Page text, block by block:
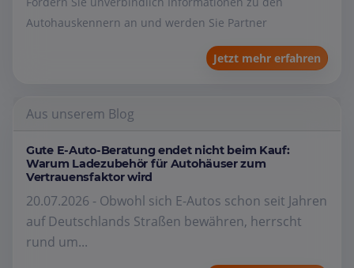
Autohauskennern an und werden Sie Partner
Jetzt mehr erfahren
Aus unserem Blog
Gute E-Auto-Beratung endet nicht beim Kauf:
Warum Ladezubehör für Autohäuser zum
Vertrauensfaktor wird
20.07.2026 - Obwohl sich E-Autos schon seit Jahren
auf Deutschlands Straßen bewähren, herrscht
rund um...